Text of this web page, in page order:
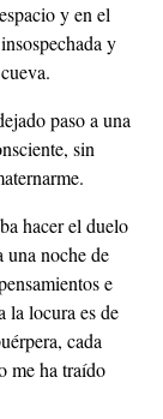
y en el
y
paso a una
sin
hacer el duelo
noche de
e
la locura es de
cada
me ha traído